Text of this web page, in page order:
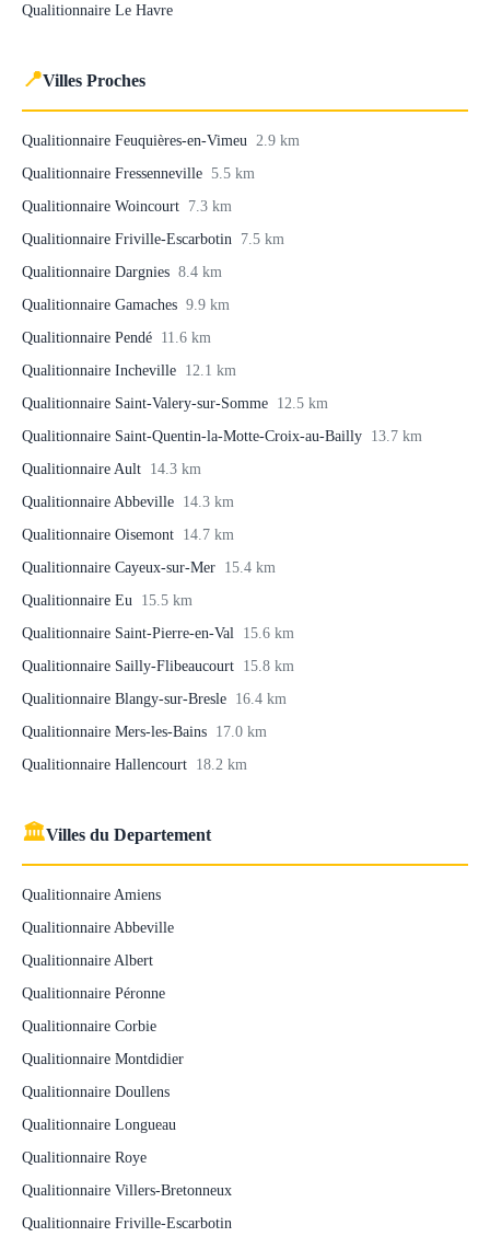
Qualitionnaire Le Havre
📍Villes Proches
Qualitionnaire Feuquières-en-Vimeu 2.9 km
Qualitionnaire Fressenneville 5.5 km
Qualitionnaire Woincourt 7.3 km
Qualitionnaire Friville-Escarbotin 7.5 km
Qualitionnaire Dargnies 8.4 km
Qualitionnaire Gamaches 9.9 km
Qualitionnaire Pendé 11.6 km
Qualitionnaire Incheville 12.1 km
Qualitionnaire Saint-Valery-sur-Somme 12.5 km
Qualitionnaire Saint-Quentin-la-Motte-Croix-au-Bailly 13.7 km
Qualitionnaire Ault 14.3 km
Qualitionnaire Abbeville 14.3 km
Qualitionnaire Oisemont 14.7 km
Qualitionnaire Cayeux-sur-Mer 15.4 km
Qualitionnaire Eu 15.5 km
Qualitionnaire Saint-Pierre-en-Val 15.6 km
Qualitionnaire Sailly-Flibeaucourt 15.8 km
Qualitionnaire Blangy-sur-Bresle 16.4 km
Qualitionnaire Mers-les-Bains 17.0 km
Qualitionnaire Hallencourt 18.2 km
🏛Villes du Departement
Qualitionnaire Amiens
Qualitionnaire Abbeville
Qualitionnaire Albert
Qualitionnaire Péronne
Qualitionnaire Corbie
Qualitionnaire Montdidier
Qualitionnaire Doullens
Qualitionnaire Longueau
Qualitionnaire Roye
Qualitionnaire Villers-Bretonneux
Qualitionnaire Friville-Escarbotin